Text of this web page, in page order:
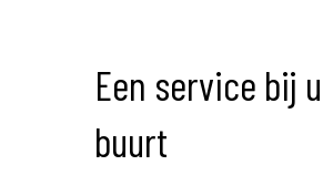
Een service bij
buurt